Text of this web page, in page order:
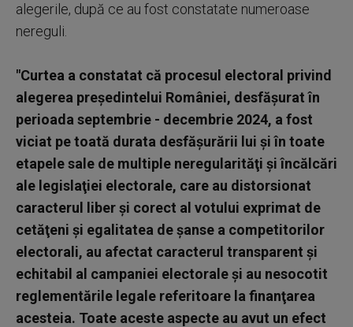
alegerile, după ce au fost constatate numeroase
nereguli.
"Curtea a constatat că procesul electoral privind
alegerea preşedintelui României, desfăşurat în
perioada septembrie - decembrie 2024, a fost
viciat pe toată durata desfăşurării lui şi în toate
etapele sale de multiple neregularităţi şi încălcări
ale legislaţiei electorale, care au distorsionat
caracterul liber şi corect al votului exprimat de
cetăţeni şi egalitatea de şanse a competitorilor
electorali, au afectat caracterul transparent şi
echitabil al campaniei electorale şi au nesocotit
reglementările legale referitoare la finanţarea
acesteia. Toate aceste aspecte au avut un efect